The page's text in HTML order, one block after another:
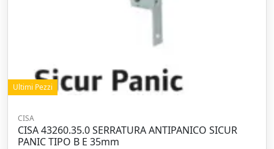
Ultimi Pezzi
CISA
CISA 43260.35.0 SERRATURA ANTIPANICO SICUR
PANIC TIPO B E 35mm